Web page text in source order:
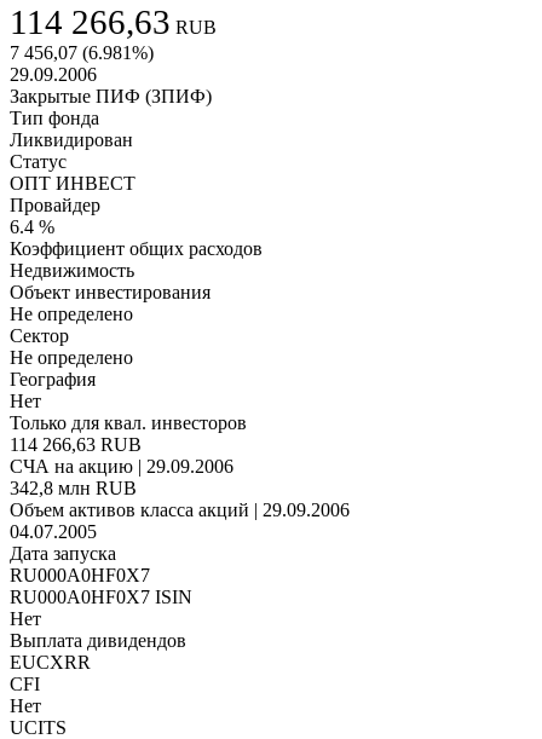
114 266,63 RUB
7 456,07 (6.981%)
29.09.2006
Закрытые ПИФ (ЗПИФ)
Тип фонда
Ликвидирован
Статус
ОПТ ИНВЕСТ
Провайдер
6.4 %
Коэффициент общих расходов
Недвижимость
Объект инвестирования
Не определено
Сектор
Не определено
География
Нет
Только для квал. инвесторов
114 266,63 RUB
СЧА на акцию | 29.09.2006
342,8 млн RUB
Объем активов класса акций | 29.09.2006
04.07.2005
Дата запуска
RU000A0HF0X7
RU000A0HF0X7 ISIN
Нет
Выплата дивидендов
EUCXRR
CFI
Нет
UCITS